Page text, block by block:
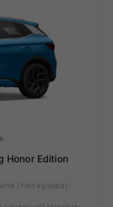
Honor Edition
(тип кузова):